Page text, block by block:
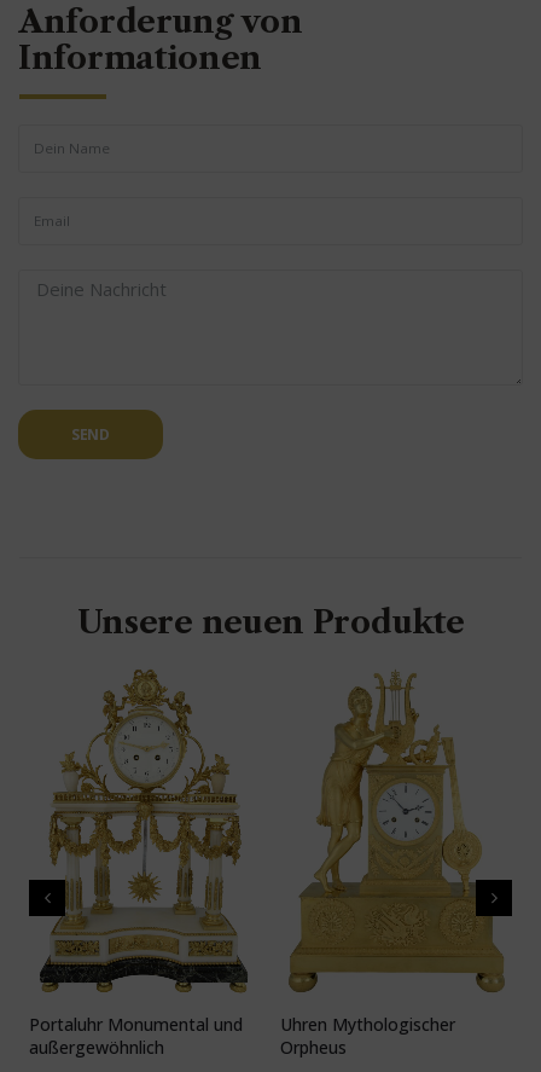
Anforderung von
Informationen
SEND
Unsere neuen Produkte
Portaluhr Monumental und
außergewöhnlich
Uhren Mythologischer
Orpheus